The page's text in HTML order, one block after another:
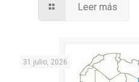
Leer más
31 julio, 2026